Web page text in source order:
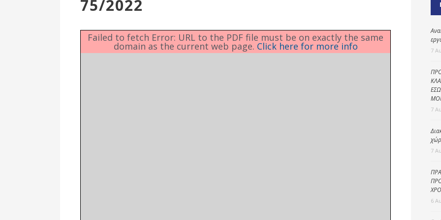
Ενότητες
Δημοτική
αστυνομία
75/2022
Failed to fetch Error: URL to the PDF file must be on exactly the same
domain as the current web page. Click here for more info 7
7
7
6